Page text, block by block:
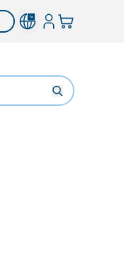
登錄您的購物車